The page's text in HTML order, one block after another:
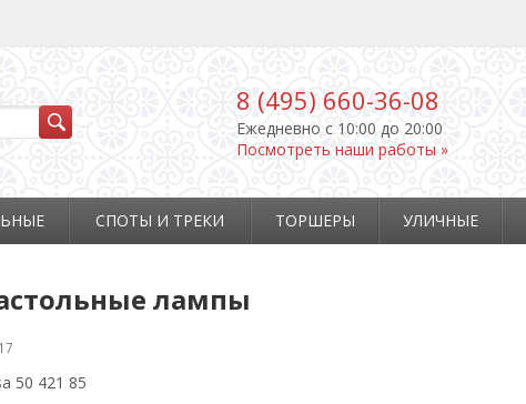
8 (495) 660-36-08
Ежедневно c 10:00 до 20:00
Посмотреть наши работы »
СПОТЫ И ТРЕКИ ТОРШЕРЫ УЛИЧНЫЕ
лампы